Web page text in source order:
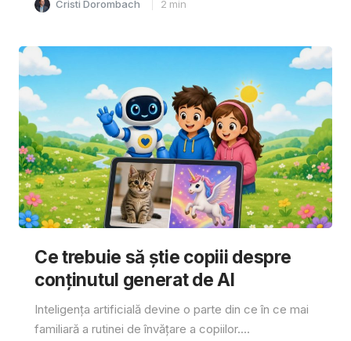
Cristi Dorombach 2 min
Ce trebuie să știe copiii despre
conținutul generat de AI
Inteligența artificială devine o parte din ce în ce mai
familiară a rutinei de învățare a copiilor....